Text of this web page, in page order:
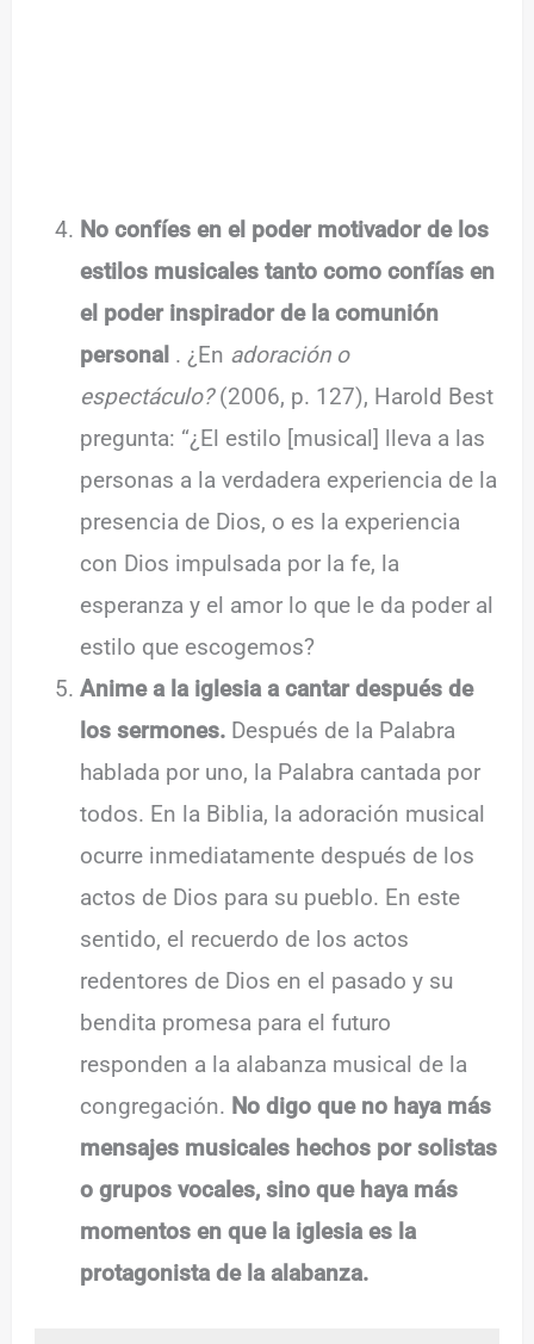
No confíes en el poder motivador de los
estilos musicales tanto como confías en
el poder inspirador de la comunión
personal . ¿En adoración o
espectáculo?(2006, p. 127), Harold Best
pregunta: “¿El estilo [musical] lleva a las
personas a la verdadera experiencia de la
presencia de Dios, o es la experiencia
con Dios impulsada por la fe, la
esperanza y el amor lo que le da poder al
estilo que escogemos?
Anime a la iglesia a cantar después de
los sermones. Después de la Palabra
hablada por uno, la Palabra cantada por
todos. En la Biblia, la adoración musical
ocurre inmediatamente después de los
actos de Dios para su pueblo. En este
sentido, el recuerdo de los actos
redentores de Dios en el pasado y su
bendita promesa para el futuro
responden a la alabanza musical de la
congregación. No digo que no haya más
mensajes musicales hechos por solistas
o grupos vocales, sino que haya más
momentos en que la iglesia es la
protagonista de la alabanza.